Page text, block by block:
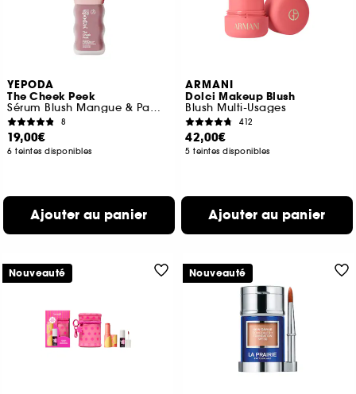
YEPODA
The Cheek Peek
Sérum Blush Mangue & Pamplemousse
8
19,00€
6 teintes disponibles
Ajouter au panier
ARMANI
Dolci Makeup Blush
Blush Multi-Usages
412
42,00€
5 teintes disponibles
Ajouter au panier
Nouveauté Nouveauté